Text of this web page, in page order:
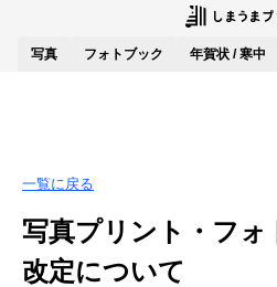
写真 フォトブック 年賀状 / 寒中
一覧に戻る
写真プリント・フォ
改定について